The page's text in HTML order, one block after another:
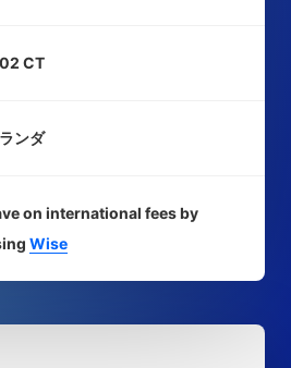
CT
ンダ
on international fees by
Wise